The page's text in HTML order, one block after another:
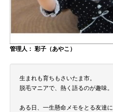
管理人： 彩子（あやこ）
生まれも育ちもさいたま市。
脱毛マニアで、熱く語るのが趣味。
ある日、一生懸命メモをとる友達に